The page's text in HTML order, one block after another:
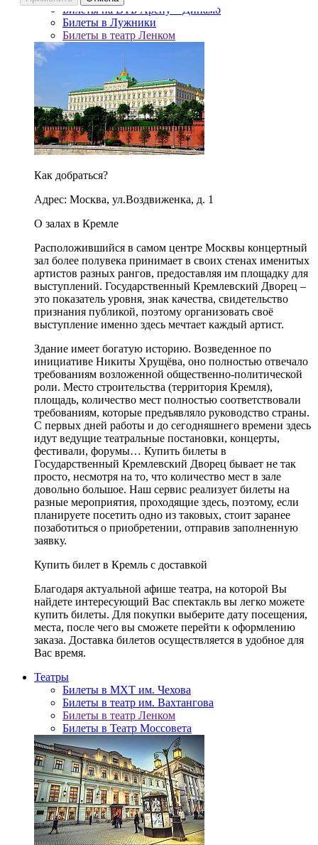
Билеты на ВТБ Арену – Динамо
Билеты в Лужники
Билеты в театр Ленком
Как добраться?
Адрес: Москва, ул.Воздвиженка, д. 1
О залах в Кремле
Расположившийся в самом центре Москвы концертный
зал более полувека принимает в своих стенах именитых
артистов разных рангов, предоставляя им площадку для
выступлений. Государственный Кремлевский Дворец –
это показатель уровня, знак качества, свидетельство
признания публикой, поэтому организовать своё
выступление именно здесь мечтает каждый артист.
Здание имеет богатую историю. Возведенное по
инициативе Никиты Хрущёва, оно полностью отвечало
требованиям возложенной общественно-политической
роли. Место строительства (территория Кремля),
площадь, количество мест полностью соответствовали
требованиям, которые предъявляло руководство страны.
С первых дней работы и до сегодняшнего времени здесь
идут ведущие театральные постановки, концерты,
фестивали, форумы… Купить билеты в
Государственный Кремлевский Дворец бывает не так
просто, несмотря на то, что количество мест в зале
довольно большое. Наш сервис реализует билеты на
разные мероприятия, проходящие здесь, поэтому, если
планируете посетить одно из таковых, стоит заранее
позаботиться о приобретении, отправив заполненную
заявку.
Купить билет в Кремль с доставкой
Благодаря актуальной афише театра, на которой Вы
найдете интересующий Вас спектакль вы легко можете
купить билеты. Для покупки выберите дату посещения,
места, после чего вы сможете перейти к оформлению
заказа. Доставка билетов осуществляется в удобное для
Вас время.
Театры
Билеты в МХТ им. Чехова
Билеты в театр им. Вахтангова
Билеты в театр Ленком
Билеты в Театр Моссовета